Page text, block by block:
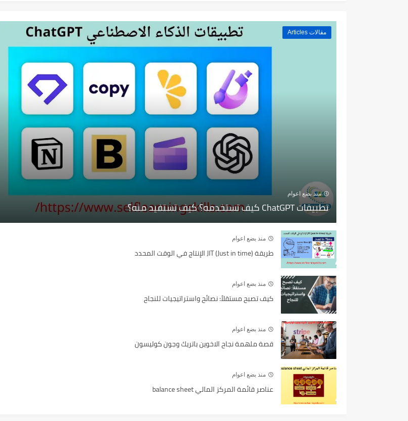
مقالات Articles
منذ بضع اعوام
تطبيقات ChatGPT كيف تستخدمه؟ كيف تستفيد منه؟
منذ بضع اعوام
طريقة JIT (Just in time) الإنتاج في الوقت المحدد
منذ بضع اعوام
كيف تصبح مستقلاً: نصائح واستراتيجيات للنجاح
منذ بضع اعوام
قصة ملهمة نجاح الاخوين باتريك وجون كوليسون
منذ بضع اعوام
عناصر قائمة المركز المالي balance sheet